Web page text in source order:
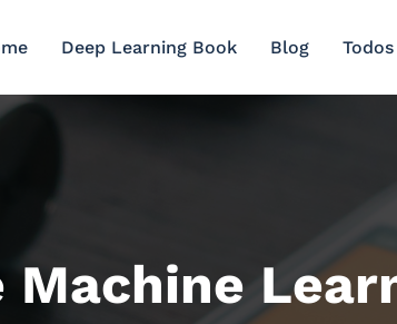
Deep Learning Book Blog
Machine